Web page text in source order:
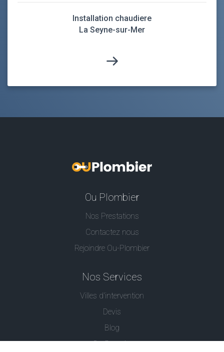
Installation chaudiere
La Seyne-sur-Mer
Ou Plombier
Nos Prestations
Contactez nous
Rejoindre Ou-Plombier
Nos Services
Villes d'intervention
Devis
Blog
Ou Serrurier